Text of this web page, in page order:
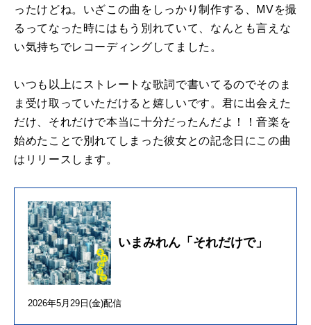
ったけどね。いざこの曲をしっかり制作する、MVを撮
るってなった時にはもう別れていて、なんとも言えな
い気持ちでレコーディングしてました。
いつも以上にストレートな歌詞で書いてるのでそのま
ま受け取っていただけると嬉しいです。君に出会えた
だけ、それだけで本当に十分だったんだよ！！音楽を
始めたことで別れてしまった彼女との記念日にこの曲
はリリースします。
いまみれん「それだけで」
2026年5月29日(金)配信